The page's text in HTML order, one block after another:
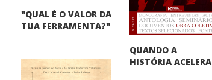
"QUAL É O VALOR DA
TUA FERRAMENTA?"
QUANDO A
HISTÓRIA ACELERA